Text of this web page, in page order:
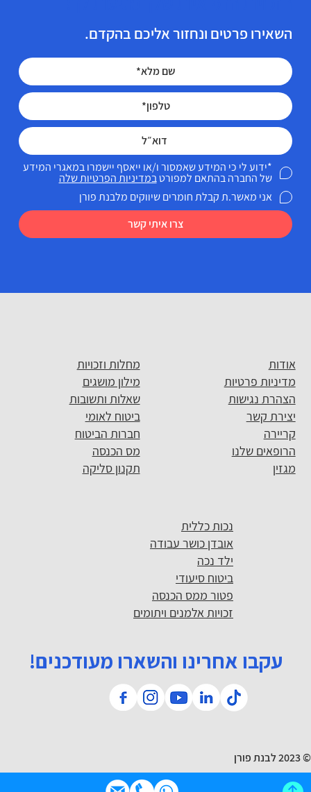
השאירו פרטים ונחזור אליכם בהקדם.
צרו איתי קשר
*ידוע לי כי המידע שאמסור ו/או ייאסף יישמרו במאגרי המידע
של החברה בהתאם למפורטבמדיניות הפרטיות שלה
אני מאשר.ת קבלת חומרים שיווקים מלבנת פורן
אודות
מדיניות פרטיות
הצהרת נגישות
יצירת קשר
קריירה
הרופאים שלנו
מגזין
מחלות וזכויות
מילון מושגים
שאלות ותשובות
ביטוח לאומי
חברות הביטוח
מס הכנסה
תקנון סליקה
נכות כללית
אובדן כושר עבודה
ילד נכה
ביטוח סיעודי
פטור ממס הכנסה
זכויות אלמנים ויתומים
עקבו אחרינו והשארו מעודכנים!
© 2023 לבנת פורן